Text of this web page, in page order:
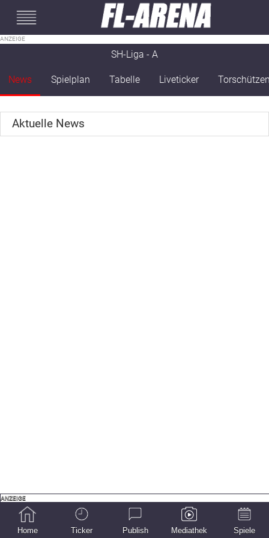
SH-Liga - A
News Spielplan Tabelle Liveticker
Aktuelle News
Home Ticker Publish Mediathek Spiele